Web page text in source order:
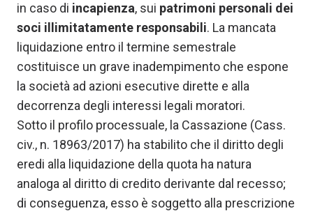
in caso di incapienza, sui patrimoni personali dei
soci illimitatamente responsabili. La mancata
liquidazione entro il termine semestrale
costituisce un grave inadempimento che espone
la società ad azioni esecutive dirette e alla
decorrenza degli interessi legali moratori.
Sotto il profilo processuale, la Cassazione (Cass.
civ., n. 18963/2017) ha stabilito che il diritto degli
eredi alla liquidazione della quota ha natura
analoga al diritto di credito derivante dal recesso;
di conseguenza, esso è soggetto alla prescrizione